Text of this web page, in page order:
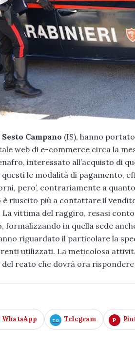
Sesto Campano (IS), hanno
web di e-commerce circa la
interessato all’acquisto di
le modalità di pagamento,
pero’, contrariamente a
riuscito più a contattare il
vittima del raggiro, resasi
formalizzando in quella sede
riguardato il particolare la
utilizzati. La meticolosa
del reato che dovrà ora
WhatsApp Telegram